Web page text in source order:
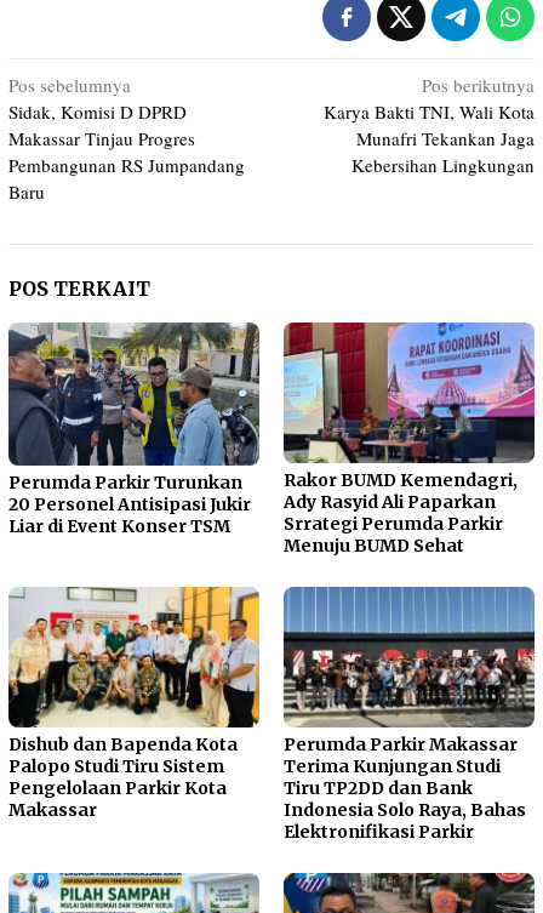
Navigasi
pos
Pos sebelumnya
Sidak, Komisi D DPRD
Makassar Tinjau Progres
Pembangunan RS Jumpandang
Baru
Pos berikutnya
Karya Bakti TNI, Wali Kota
Munafri Tekankan Jaga
Kebersihan Lingkungan
POS TERKAIT
Perumda Parkir Turunkan
20 Personel Antisipasi Jukir
Liar di Event Konser TSM
Rakor BUMD Kemendagri,
Ady Rasyid Ali Paparkan
Srrategi Perumda Parkir
Menuju BUMD Sehat
Dishub dan Bapenda Kota
Palopo Studi Tiru Sistem
Pengelolaan Parkir Kota
Makassar
Perumda Parkir Makassar
Terima Kunjungan Studi
Tiru TP2DD dan Bank
Indonesia Solo Raya, Bahas
Elektronifikasi Parkir